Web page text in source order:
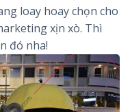
loay hoay chọn cho
xịn xò. Thì
đó nha!